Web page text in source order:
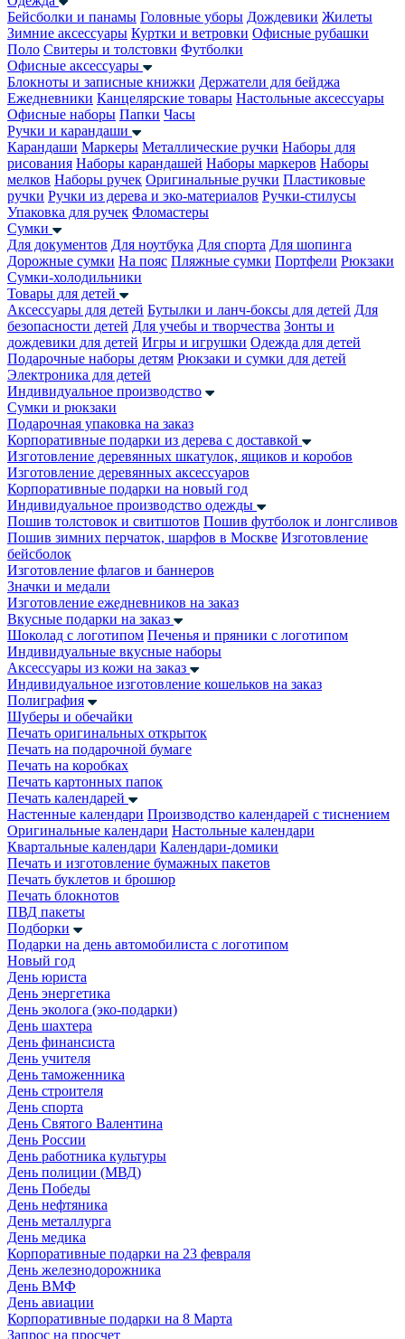
Бейсболки и панамы Головные уборы Дождевики Жилеты
Зимние аксессуары Куртки и ветровки Офисные рубашки
Поло Свитеры и толстовки Футболки
Офисные аксессуары
Блокноты и записные книжки Держатели для бейджа
Ежедневники Канцелярские товары Настольные аксессуары
Офисные наборы Папки Часы
Ручки и карандаши
Карандаши Маркеры Металлические ручки Наборы для
рисования Наборы карандашей Наборы маркеров Наборы
мелков Наборы ручек Оригинальные ручки Пластиковые
ручки Ручки из дерева и эко-материалов Ручки-стилусы
Упаковка для ручек Фломастеры
Сумки
Для документов Для ноутбука Для спорта Для шопинга
Дорожные сумки На пояс Пляжные сумки Портфели Рюкзаки
Сумки-холодильники
Товары для детей
Аксессуары для детей Бутылки и ланч-боксы для детей Для
безопасности детей Для учебы и творчества Зонты и
дождевики для детей Игры и игрушки Одежда для детей
Подарочные наборы детям Рюкзаки и сумки для детей
Электроника для детей
Индивидуальное производство
Сумки и рюкзаки
Подарочная упаковка на заказ
Корпоративные подарки из дерева с доставкой
Изготовление деревянных шкатулок, ящиков и коробов
Изготовление деревянных аксессуаров
Корпоративные подарки на новый год
Индивидуальное производство одежды
Пошив толстовок и свитшотов Пошив футболок и лонгсливов
Пошив зимних перчаток, шарфов в Москве Изготовление
бейсболок
Изготовление флагов и баннеров
Значки и медали
Изготовление ежедневников на заказ
Вкусные подарки на заказ
Шоколад с логотипом Печенья и пряники с логотипом
Индивидуальные вкусные наборы
Аксессуары из кожи на заказ
Индивидуальное изготовление кошельков на заказ
Полиграфия
Шуберы и обечайки
Печать оригинальных открыток
Печать на подарочной бумаге
Печать на коробках
Печать картонных папок
Печать календарей
Настенные календари Производство календарей с тиснением
Оригинальные календари Настольные календари
Квартальные календари Календари-домики
Печать и изготовление бумажных пакетов
Печать буклетов и брошюр
Печать блокнотов
ПВД пакеты
Подборки
Подарки на день автомобилиста с логотипом
Новый год
День юриста
День энергетика
День эколога (эко-подарки)
День шахтера
День финансиста
День учителя
День таможенника
День строителя
День спорта
День Святого Валентина
День России
День работника культуры
День полиции (МВД)
День Победы
День нефтяника
День металлурга
День медика
Корпоративные подарки на 23 февраля
День железнодорожника
День ВМФ
День авиации
Корпоративные подарки на 8 Марта
Запрос на просчет